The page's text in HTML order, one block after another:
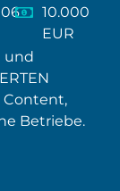
10.000
EUR
und
Content,
Betriebe.